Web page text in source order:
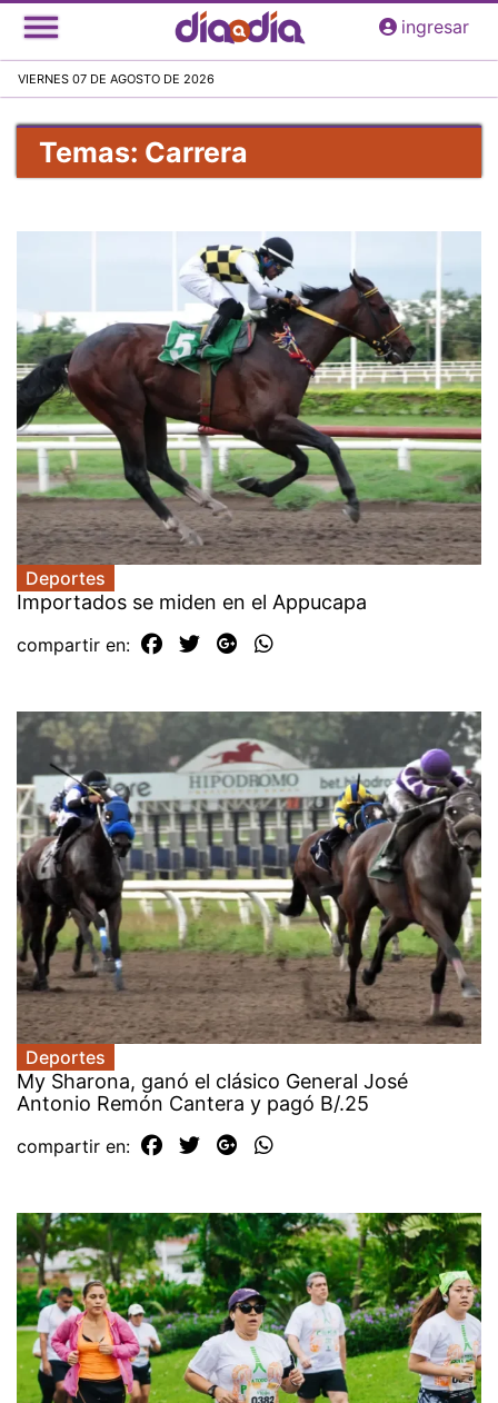
Pasar
al
principal
ingresar
VIERNES 07 DE AGOSTO DE 2026
Temas: Carrera
Deportes
Importados se miden en el Appucapa
compartir en:
Deportes
My Sharona, ganó el clásico General José
Antonio Remón Cantera y pagó B/.25
compartir en: